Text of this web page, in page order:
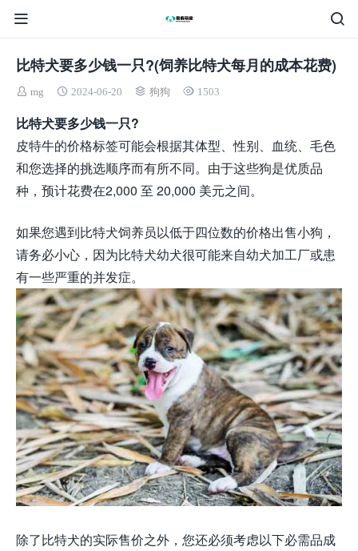
比特犬要多少钱一只?(饲养比特犬每月的成本花费)
mg 2024-06-20 狗狗 1503
比特犬要多少钱一只?
皮特牛的价格标签可能会根据其体型、性别、血统、毛色
和您选择的挑选顺序而有所不同。由于这些狗是优质品
种，预计花费在2,000 至 20,000 美元之间。
如果您遇到比特犬饲养员以低于四位数的价格出售小狗，
请务必小心，因为比特犬幼犬很可能来自幼犬加工厂或患
有一些严重的并发症。
除了比特犬的实际售价之外，您还必须考虑以下必需品成